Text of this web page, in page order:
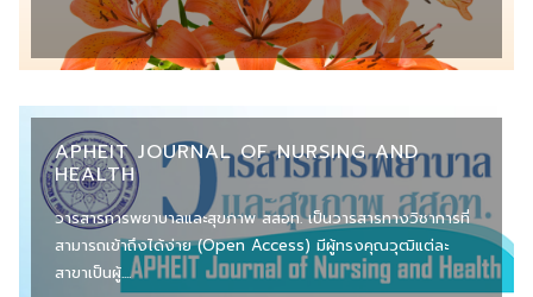
APHEIT JOURNAL OF NURSING AND
HEALTH
วารสารการพยาบาลและสุขภาพ สสอท. เป็นวารสารทางวิชาการที่
สามารถเข้าถึงได้ง่าย (Open Access) มีผู้ทรงคุณวุฒิแต่ละ
สาขาเป็นผู้....